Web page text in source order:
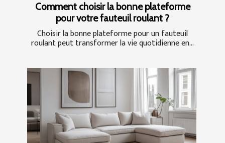
Comment choisir la bonne plateforme
pour votre fauteuil roulant ?
Choisir la bonne plateforme pour un fauteuil
roulant peut transformer la vie quotidienne en...